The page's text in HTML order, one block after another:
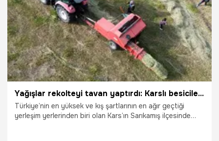
Yağışlar rekolteyi tavan yaptırdı: Karslı besicilerin yüzü gülüyor!
Türkiye’nin en yüksek ve kış şartlarının en ağır geçtiği
yerleşim yerlerinden biri olan Kars’ın Sarıkamış ilçesinde